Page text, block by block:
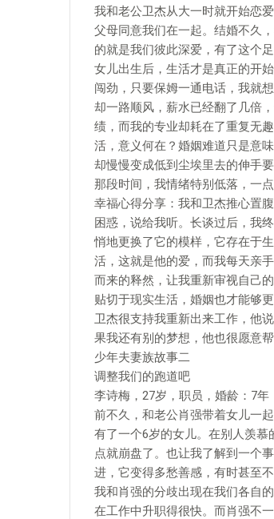
我和老公卫杰从大一时就开始恋
父母同意我们在一起。结婚不久
的就是我们彼此深爱，有了这个足
女儿出生后，生活才是真正的开
闯劲，只要保姆一通电话，我就
却一路顺风，薪水已经翻了几倍
绩，而我的专业却耗在了重复无
活，意义何在？婚姻难道只是意
却慢慢变成低到尘埃里去的伸手
那段时间，我情绪特别低落，一
幸福心得分享：我和卫杰推心置
困惑，说给我听。长谈过后，我
悄地更换了它的模样，它存在于
活，这就是他的爱，而我每天亲
而来的释然，让我重新审视自己
贴切于现实生活，婚姻也才能够更
卫杰很支持我重新出来工作，他
果我还有别的梦想，他也很愿意
少年夫妻族故事二
调整我们的跑道吧
李诗梅，27岁，职员，婚龄：7年
前不久，和老公肖强带着女儿一
有了一个6岁的女儿。在别人羡
点就崩盘了。也让我了解到一个
进，它变得多愁善感，有时甚至不
我和肖强的分歧出现在我们各自
在工作中升职得很快。而肖强不